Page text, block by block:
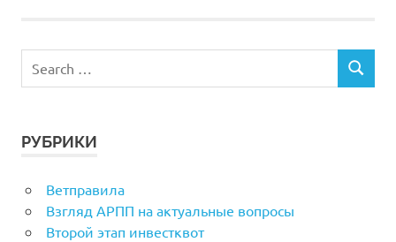
РУБРИКИ
Ветправила
Взгляд АРПП на актуальные вопросы
Второй этап инвестквот